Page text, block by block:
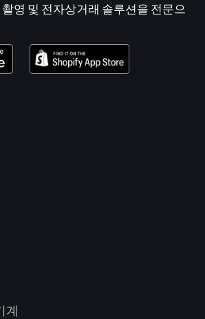
영 및 전자상거래 솔루션을 전문으
계